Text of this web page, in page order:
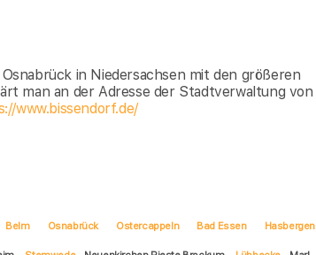
in Niedersachsen mit den größeren
man an der Adresse der Stadtverwaltung von
www.bissendorf.de/
Belm Osnabrück Ostercappeln Bad Essen Hasbergen